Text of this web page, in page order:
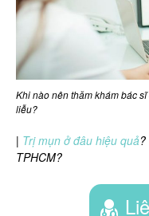
Khi nào nên thăm khám bác
liễu?
| Trị mụn ở đâu hiệu quả
TPHCM?